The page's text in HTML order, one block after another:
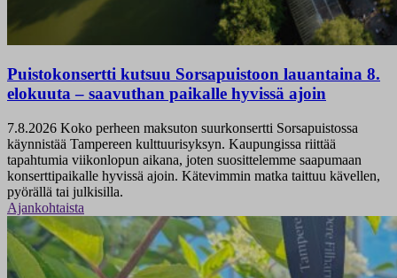
Puistokonsertti kutsuu Sorsapuistoon lauantaina 8.
elokuuta – saavuthan paikalle hyvissä ajoin
7.8.2026 Koko perheen maksuton suurkonsertti Sorsapuistossa
käynnistää Tampereen kulttuurisyksyn. Kaupungissa riittää
tapahtumia viikonlopun aikana, joten suosittelemme saapumaan
konserttipaikalle hyvissä ajoin. Kätevimmin matka taittuu kävellen,
pyörällä tai julkisilla.
Ajankohtaista